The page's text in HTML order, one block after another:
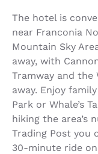
The hotel is
near Franconia
Mountain Sky
away, with
Tramway and
away. Enjoy
Park or Whale’s
hiking the area’s
Trading Post you
30-minute ride